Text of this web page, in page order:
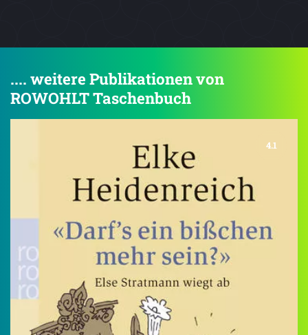
.... weitere Publikationen von
ROWOHLT Taschenbuch
4.1